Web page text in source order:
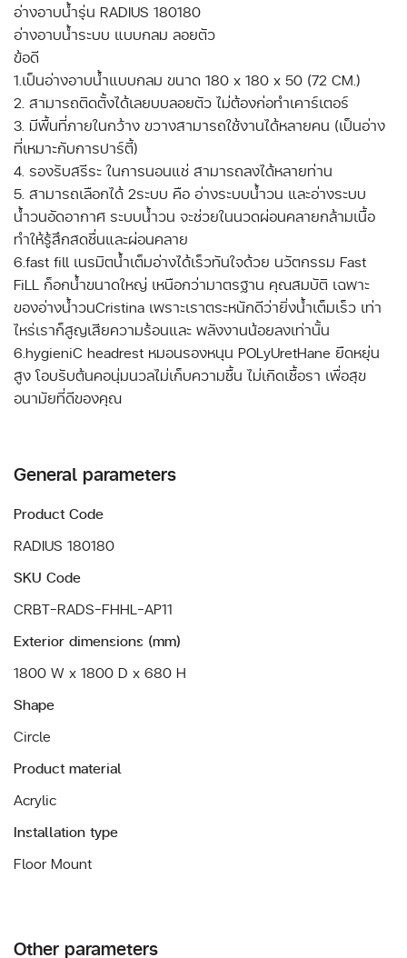
อ่างอาบน้ำรุ่น RADIUS 180180
อ่างอาบน้ำระบบ แบบกลม ลอยตัว
ข้อดี
1.เป็นอ่างอาบน้ำแบบกลม ขนาด 180 x 180 x 50 (72 CM.)
2. สามารถติดตั้งได้เลยบบลอยตัว ไม่ต้องก่อทำเคาร์เตอร์
3. มีพื้นที่ภายในกว้าง ขวางสามารถใช้งานได้หลายคน (เป็นอ่าง
ที่เหมาะกับการปาร์ตี้)
4. รองรับสรีระ ในการนอนแช่ สามารถลงได้หลายท่าน
5. สามารถเลือกได้ 2ระบบ คือ อ่างระบบน้ำวน และอ่างระบบ
น้ำวนอัดอากาศ ระบบน้ำวน จะช่วยในนวดผ่อนคลายกล้ามเนื้อ
ทำให้รู้สึกสดชื่นและผ่อนคลาย
6.fast fill เนรมิตน้ำเต็มอ่างได้เร็วทันใจด้วย นวัตกรรม Fast
FiLL ก็อกน้ำขนาดใหญ่ เหนือกว่ามาตรฐาน คุณสมบัติ เฉพาะ
ของอ่างน้ำวนCristina เพราะเราตระหนักดีว่ายิ่งน้ำเต็มเร็ว เท่า
ไหร่เราก็สูญเสียความร้อนและ พลังงานน้อยลงเท่านั้น
6.hygieniC headrest หมอนรองหนุน POLyUretHane ยืดหยุ่น
สูง โอบรับต้นคอนุ่มนวลไม่เก็บความชื้น ไม่เกิดเชื้อรา เพื่อสุข
General parameters
Product Code
RADIUS 180180
SKU Code
CRBT-RADS-FHHL-AP11
Exterior dimensions (mm)
1800 W x 1800 D x 680 H
Shape
Circle
Product material
Acrylic
Installation type
Floor Mount
Other parameters